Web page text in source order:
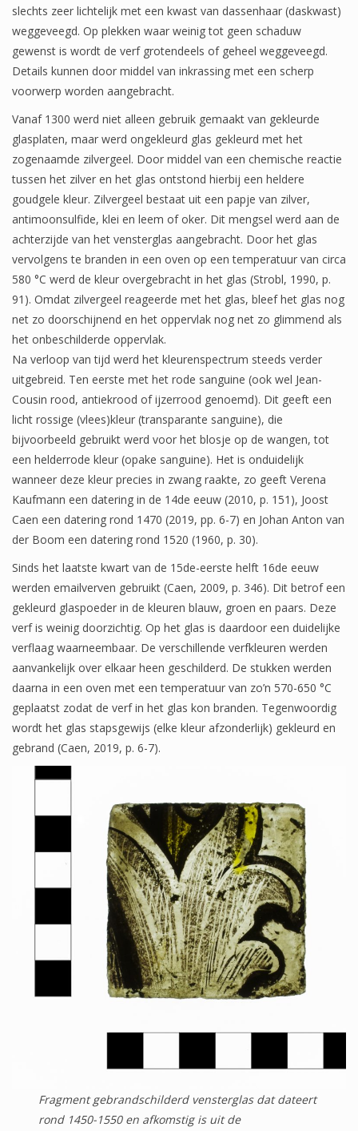
slechts zeer lichtelijk met een kwast van dassenhaar (daskwast)
weggeveegd. Op plekken waar weinig tot geen schaduw
gewenst is wordt de verf grotendeels of geheel weggeveegd.
Details kunnen door middel van inkrassing met een scherp
voorwerp worden aangebracht.
Vanaf 1300 werd niet alleen gebruik gemaakt van gekleurde
glasplaten, maar werd ongekleurd glas gekleurd met het
zogenaamde zilvergeel. Door middel van een chemische reactie
tussen het zilver en het glas ontstond hierbij een heldere
goudgele kleur. Zilvergeel bestaat uit een papje van zilver,
antimoonsulfide, klei en leem of oker. Dit mengsel werd aan de
achterzijde van het vensterglas aangebracht. Door het glas
vervolgens te branden in een oven op een temperatuur van circa
580 °C werd de kleur overgebracht in het glas (Strobl, 1990, p.
91). Omdat zilvergeel reageerde met het glas, bleef het glas nog
net zo doorschijnend en het oppervlak nog net zo glimmend als
het onbeschilderde oppervlak.
Na verloop van tijd werd het kleurenspectrum steeds verder
uitgebreid. Ten eerste met het rode sanguine (ook wel Jean-
Cousin rood, antiekrood of ijzerrood genoemd). Dit geeft een
licht rossige (vlees)kleur (transparante sanguine), die
bijvoorbeeld gebruikt werd voor het blosje op de wangen, tot
een helderrode kleur (opake sanguine). Het is onduidelijk
wanneer deze kleur precies in zwang raakte, zo geeft Verena
Kaufmann een datering in de 14de eeuw (2010, p. 151), Joost
Caen een datering rond 1470 (2019, pp. 6-7) en Johan Anton van
der Boom een datering rond 1520 (1960, p. 30).
Sinds het laatste kwart van de 15de-eerste helft 16de eeuw
werden emailverven gebruikt (Caen, 2009, p. 346). Dit betrof een
gekleurd glaspoeder in de kleuren blauw, groen en paars. Deze
verf is weinig doorzichtig. Op het glas is daardoor een duidelijke
verflaag waarneembaar. De verschillende verfkleuren werden
aanvankelijk over elkaar heen geschilderd. De stukken werden
daarna in een oven met een temperatuur van zo’n 570-650 °C
geplaatst zodat de verf in het glas kon branden. Tegenwoordig
wordt het glas stapsgewijs (elke kleur afzonderlijk) gekleurd en
gebrand (Caen, 2019, p. 6-7).
Fragment gebrandschilderd vensterglas dat dateert
rond 1450-1550 en afkomstig is uit de